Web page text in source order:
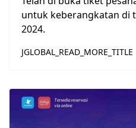
untuk keberangkatan di
2024.
JGLOBAL_READ_MORE_TITLE